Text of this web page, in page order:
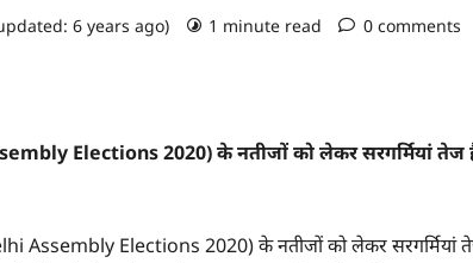
6 years ago) 1 minute read 0 comments
Elections 2020) के नतीजों को लेकर सरगर्मियां तेज
Assembly Elections 2020) के नतीजों को लेकर सरगर्मियां